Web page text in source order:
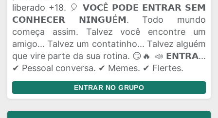
liberado +18. 🎈 𝗩𝗢𝗖Ê 𝗣𝗢𝗗𝗘 𝗘𝗡𝗧𝗥𝗔𝗥 𝗦𝗘𝗠
𝗖𝗢𝗡𝗛𝗘𝗖𝗘𝗥 𝗡𝗜𝗡𝗚𝗨É𝗠. Todo mundo
começa assim. Talvez você encontre um
amigo... Talvez um contatinho... Talvez alguém
que vire parte da sua rotina. 😏🔥 📣 𝗘𝗡𝗧𝗥𝗔...
✔ Pessoal conversa. ✔ Memes. ✔ Flertes.
ENTRAR NO GRUPO